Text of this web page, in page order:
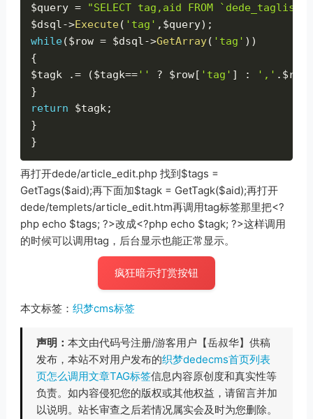
$query =
"SELECT tag,aid FROM `dede_taglist`
$dsql ->Execute( 'tag' , $query) ;
while($row = $dsql ->GetArray( 'tag' ) )
{
$tagk
.= ($tagk=='' ? $row[ 'tag' ] : ',' . $row
}
return
$tagk ;
}
}
再打开dede/article_edit.php 找到$tags =
GetTags($aid);再下面加$tagk = GetTagk($aid);再打开
dede/templets/article_edit.htm再调用tag标签那里把<?
php echo $tags; ?>改成<?php echo $tagk; ?>这样调用
的时候可以调用tag，后台显示也能正常显示。
疯狂暗示打赏按钮
本文标签： 织梦cms标签
声明： 本文由代码号注册/游客用户【岳叔华】供稿
发布，本站不对用户发布的织梦dedecms首页列表
页怎么调用文章TAG标签信息内容原创度和真实性等
负责。如内容侵犯您的版权或其他权益，请留言并加
以说明。站长审查之后若情况属实会及时为您删除。